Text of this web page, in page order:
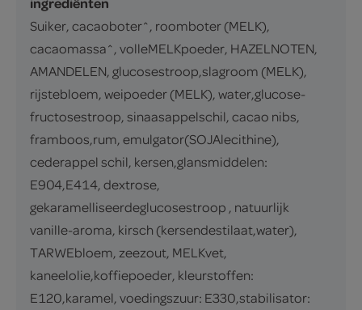
Suiker, cacaoboter^, roomboter (MELK),
cacaomassa^, volleMELKpoeder, HAZELNOTEN,
AMANDELEN, glucosestroop,slagroom (MELK),
rijstebloem, weipoeder (MELK), water,glucose-
fructosestroop, sinaasappelschil, cacao nibs,
framboos,rum, emulgator(SOJAlecithine),
cederappel schil, kersen,glansmiddelen:
E904,E414, dextrose,
gekaramelliseerdeglucosestroop , natuurlijk
vanille-aroma, kirsch (kersendestilaat,water),
TARWEbloem, zeezout, MELKvet,
kaneelolie,koffiepoeder, kleurstoffen:
E120,karamel, voedingszuur: E330,stabilisator: